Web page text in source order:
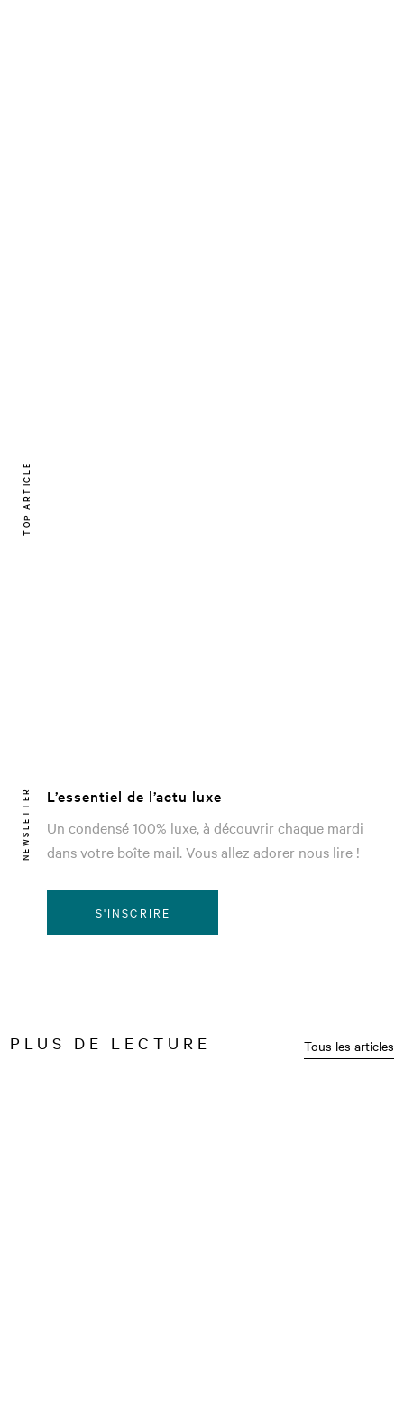
TOP ARTICLE
NEWSLETTER
L’essentiel de l’actu luxe
Un condensé 100% luxe, à découvrir chaque mardi
dans votre boîte mail. Vous allez adorer nous lire !
S'INSCRIRE
PLUS DE LECTURE Tous les articles